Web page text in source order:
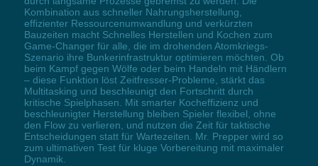
Kombination aus schneller Nahrungsherstellung,
effizienter Ressourcenumwandlung und verkürzten
Bauzeiten macht Schnelles Herstellen und Kochen zum
Game-Changer für alle, die im drohenden Atomkriegs-
Szenario ihre Bunkerinfrastruktur optimieren möchten. Ob
beim Kampf gegen Wölfe oder beim Handeln mit Händlern
– diese Funktion löst Zeitfresser-Probleme, stärkt das
Multitasking und beschleunigt den Fortschritt durch
kritische Spielphasen. Mit smarter Kocheffizienz und
beschleunigter Herstellung bleiben Spieler flexibel, ohne
den Flow zu verlieren, und nutzen die Zeit für taktische
Entscheidungen statt für Wartezeiten. Mr. Prepper wird so
zum ultimativen Test für kluge Vorbereitung mit maximaler
Dynamik.